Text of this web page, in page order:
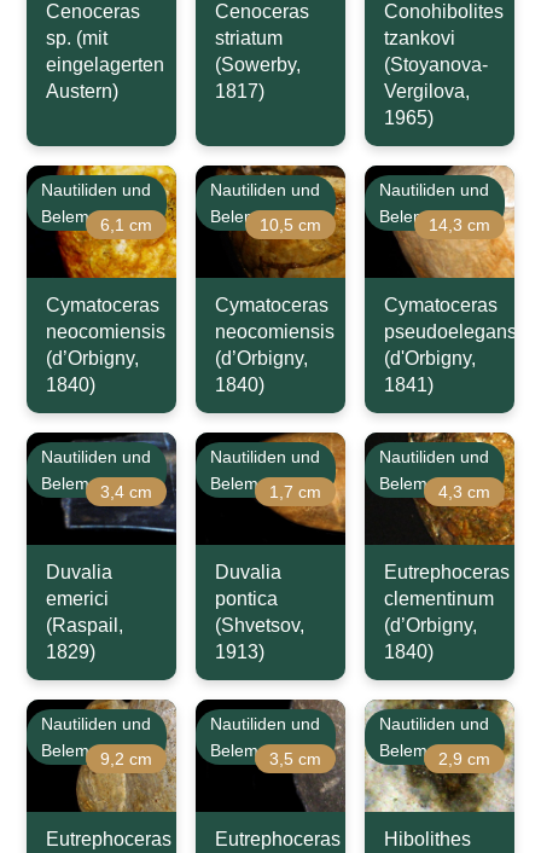
Cenoceras
sp. (mit
eingelagerten
Austern)
Cenoceras
striatum
(Sowerby,
1817)
Conohibolites
tzankovi
(Stoyanova-
Vergilova,
1965)
Nautiliden und
Belemniten6,1 cm
Cymatoceras
neocomiensis
(d’Orbigny,
1840)
Nautiliden und
Belemniten
10,5 cm
Cymatoceras
neocomiensis
(d’Orbigny,
1840)
Nautiliden und
Belemniten
14,3 cm
Cymatoceras
pseudoelegans
(d'Orbigny,
1841)
Nautiliden und
Belemniten3,4 cm
Duvalia
emerici
(Raspail,
1829)
Nautiliden und
Belemniten1,7 cm
Duvalia
pontica
(Shvetsov,
1913)
Nautiliden und
Belemniten4,3 cm
Eutrephoceras
clementinum
(d’Orbigny,
1840)
Nautiliden und
Belemniten9,2 cm
Eutrephoceras
Nautiliden und
Belemniten3,5 cm
Eutrephoceras
Nautiliden und
Belemniten2,9 cm
Hibolithes